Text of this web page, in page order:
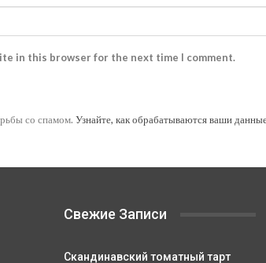
in this browser for the next time I comment.
со спамом. Узнайте, как обрабатываются ваши
Свежие Записи
Скандинавский томатный тарт